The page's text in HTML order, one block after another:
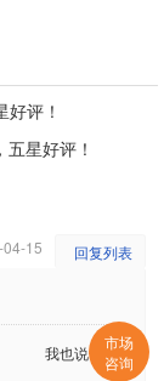
评！
星好评！
04-15 回复列表
我也说一句
市场
咨询